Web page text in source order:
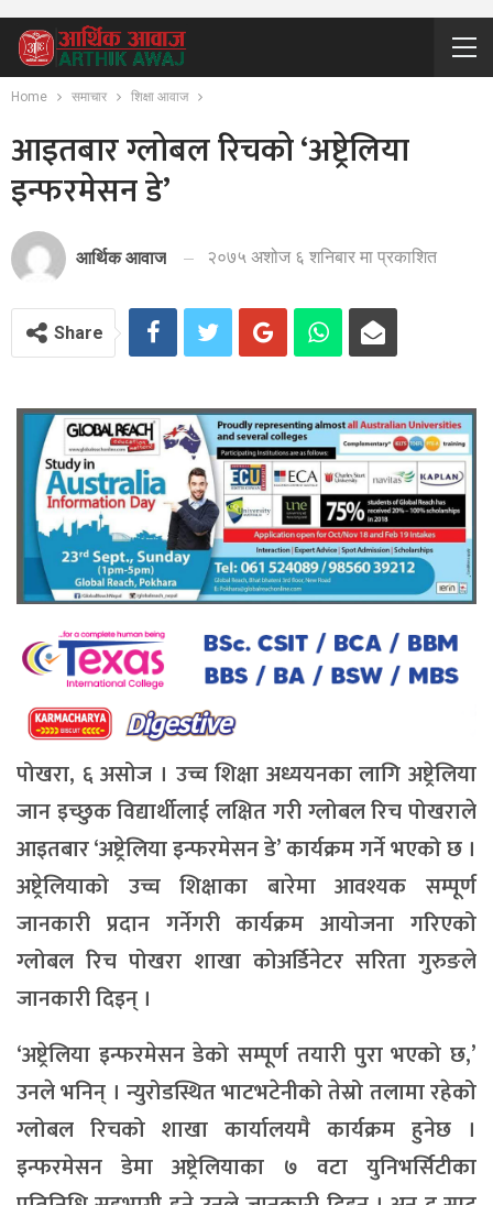
Home समाचार शिक्षा आवाज
आइतबार ग्लोबल रिचको ‘अष्ट्रेलिया
इन्फरमेसन डे’
आर्थिक आवाज २०७५ अशोज ६ शनिबार मा प्रकाशित
Share
पोखरा, ६ असोज । उच्च शिक्षा अध्ययनका लागि अष्ट्रेलिया
जान इच्छुक विद्यार्थीलाई लक्षित गरी ग्लोबल रिच पोखराले
आइतबार ‘अष्ट्रेलिया इन्फरमेसन डे’ कार्यक्रम गर्ने भएको छ ।
अष्ट्रेलियाको उच्च शिक्षाका बारेमा आवश्यक सम्पूर्ण
जानकारी प्रदान गर्नेगरी कार्यक्रम आयोजना गरिएको
ग्लोबल रिच पोखरा शाखा कोअर्डिनेटर सरिता गुरुङले
जानकारी दिइन् ।
‘अष्ट्रेलिया इन्फरमेसन डेको सम्पूर्ण तयारी पुरा भएको छ,’
उनले भनिन् । न्युरोडस्थित भाटभटेनीको तेस्रो तलामा रहेको
ग्लोबल रिचको शाखा कार्यालयमै कार्यक्रम हुनेछ ।
इन्फरमेसन डेमा अष्ट्रेलियाका ७ वटा युनिभर्सिटीका